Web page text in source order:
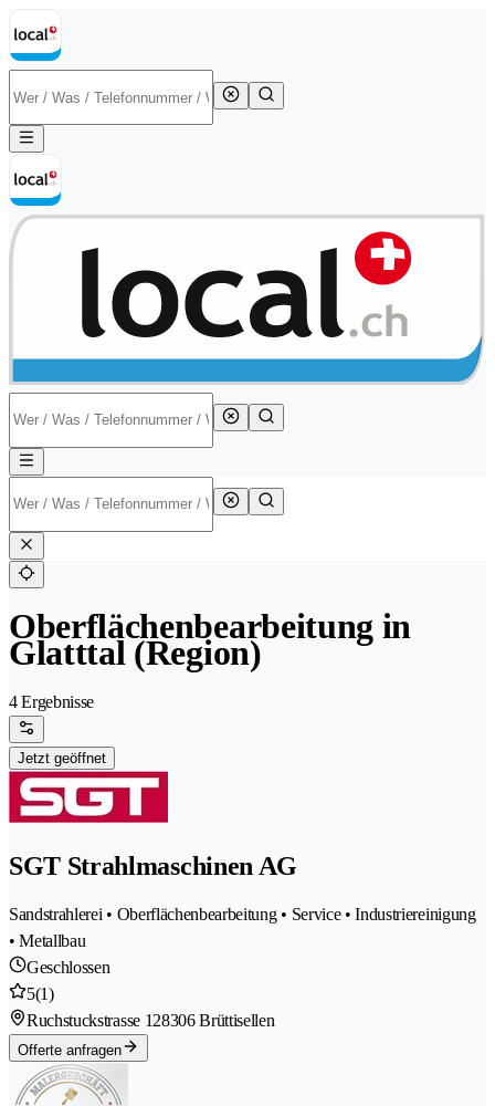
Oberflächenbearbeitung in
Glatttal (Region)
4 Ergebnisse
Jetzt geöffnet
SGT Strahlmaschinen AG
Sandstrahlerei • Oberflächenbearbeitung • Service • Industriereinigung
• Metallbau
Geschlossen
5(1)
Ruchstuckstrasse 128306 Brüttisellen
Offerte anfragen